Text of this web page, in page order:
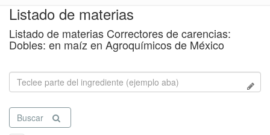
Listado de materias
Listado de materias Correctores de carencias:
Dobles: en maíz en Agroquímicos de México
Buscar